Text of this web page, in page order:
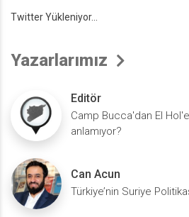
Twitter Yükleniyor...
Yazarlarımız
Editör
Camp Bucca'dan El
anlamıyor?
Can Acun
Türkiye’nin Suriye